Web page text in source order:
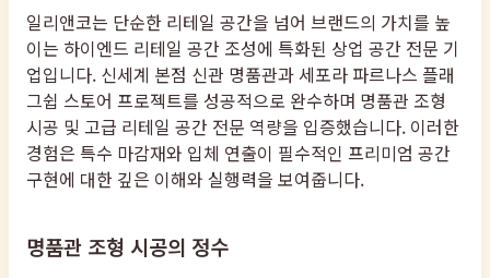
일리앤코는 단순한 리테일 공간을 넘어 브랜드의 가치를 높
이는 하이엔드 리테일 공간 조성에 특화된 상업 공간 전문 기
업입니다. 신세계 본점 신관 명품관과 세포라 파르나스 플래
그쉽 스토어 프로젝트를 성공적으로 완수하며 명품관 조형
시공 및 고급 리테일 공간 전문 역량을 입증했습니다. 이러한
경험은 특수 마감재와 입체 연출이 필수적인 프리미엄 공간
구현에 대한 깊은 이해와 실행력을 보여줍니다.
명품관 조형 시공의 정수